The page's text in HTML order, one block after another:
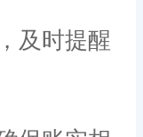
及时提醒